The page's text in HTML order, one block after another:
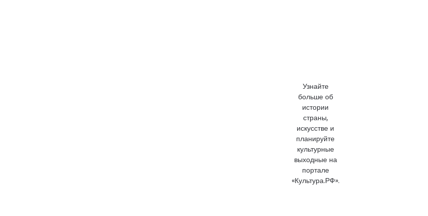
Узнайте
больше об
истории
страны,
искусстве и
планируйте
культурные
выходные на
портале
«Культура.РФ».